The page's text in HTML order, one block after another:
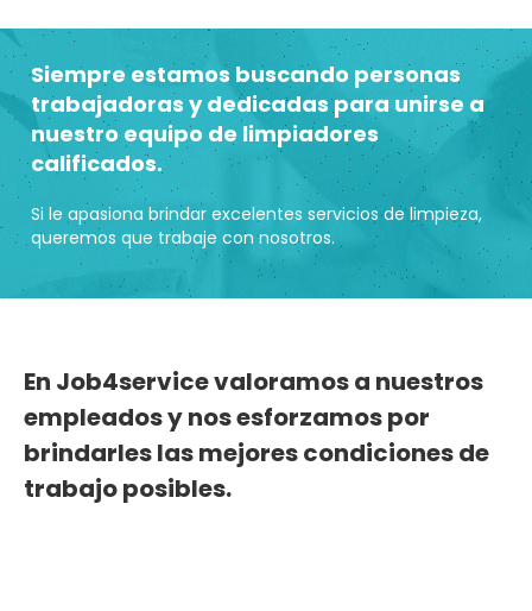
Siempre estamos buscando personas
trabajadoras y dedicadas para unirse a
nuestro equipo de limpiadores
calificados.
Si le apasiona brindar excelentes servicios de limpieza,
queremos que trabaje con nosotros.
En Job4service valoramos a nuestros
empleados y nos esforzamos por
brindarles las mejores condiciones de
trabajo posibles.